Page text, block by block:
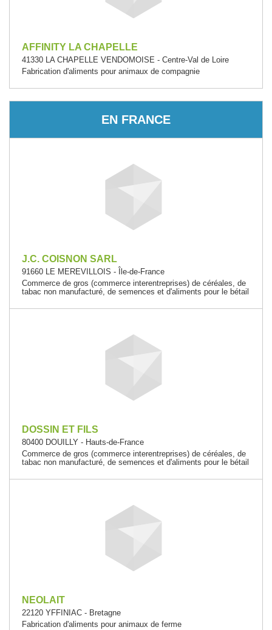
AFFINITY LA CHAPELLE
41330 LA CHAPELLE VENDOMOISE - Centre-Val de Loire
Fabrication d'aliments pour animaux de compagnie
EN FRANCE
J.C. COISNON SARL
91660 LE MEREVILLOIS - Île-de-France
Commerce de gros (commerce interentreprises) de céréales, de
tabac non manufacturé, de semences et d'aliments pour le bétail
DOSSIN ET FILS
80400 DOUILLY - Hauts-de-France
Commerce de gros (commerce interentreprises) de céréales, de
tabac non manufacturé, de semences et d'aliments pour le bétail
NEOLAIT
22120 YFFINIAC - Bretagne
Fabrication d'aliments pour animaux de ferme